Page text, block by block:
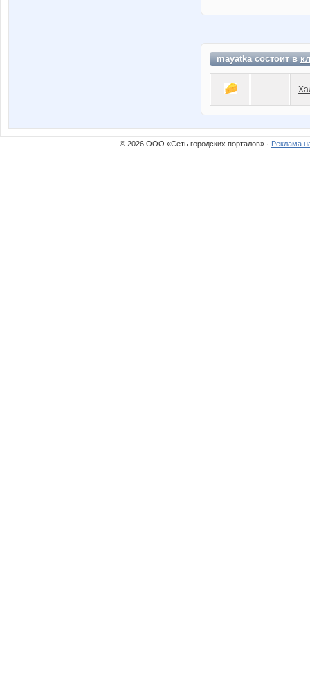
mayatka состоит в
© 2026 ООО «Сеть городских порталов» · Реклама